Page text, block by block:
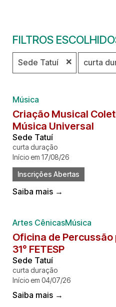
FILTROS
❌
Sede Tatuí curta
Música
Criação Musical
Música Universal
Sede Tatuí
curta duração
Início em 17/08/26
Inscrições Abertas
Saiba mais →
Artes CênicasMúsica
Oficina de
31° FETESP
Sede Tatuí
curta duração
Início em 04/07/26
Saiba mais →